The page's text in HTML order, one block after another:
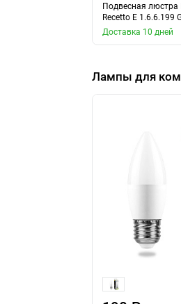
Подвесная люстра
Recetto E 1.6.6.199
Доставка 10 дней
Лампы для